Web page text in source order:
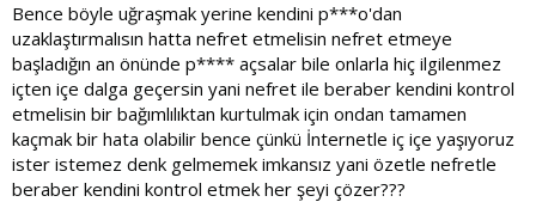
Bence böyle uğraşmak yerine kendini p***o'dan
uzaklaştırmalısın hatta nefret etmelisin nefret etmeye
başladığın an önünde p**** açsalar bile onlarla hiç ilgilenmez
içten içe dalga geçersin yani nefret ile beraber kendini kontrol
etmelisin bir bağımlılıktan kurtulmak için ondan tamamen
kaçmak bir hata olabilir bence çünkü İnternetle iç içe yaşıyoruz
ister istemez denk gelmemek imkansız yani özetle nefretle
beraber kendini kontrol etmek her şeyi çözer???